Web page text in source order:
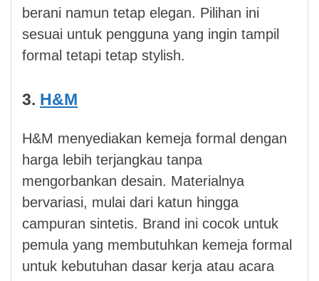
berani namun tetap elegan. Pilihan ini
sesuai untuk pengguna yang ingin tampil
formal tetapi tetap stylish.
3. H&M
H&M menyediakan kemeja formal dengan
harga lebih terjangkau tanpa
mengorbankan desain. Materialnya
bervariasi, mulai dari katun hingga
campuran sintetis. Brand ini cocok untuk
pemula yang membutuhkan kemeja formal
untuk kebutuhan dasar kerja atau acara